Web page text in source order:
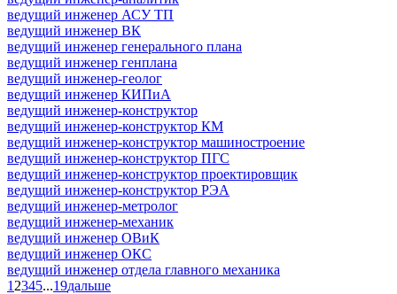
ведущий инженер АСУ ТП
ведущий инженер ВК
ведущий инженер генерального плана
ведущий инженер генплана
ведущий инженер-геолог
ведущий инженер КИПиА
ведущий инженер-конструктор
ведущий инженер-конструктор КМ
ведущий инженер-конструктор машиностроение
ведущий инженер-конструктор ПГС
ведущий инженер-конструктор проектировщик
ведущий инженер-конструктор РЭА
ведущий инженер-метролог
ведущий инженер-механик
ведущий инженер ОВиК
ведущий инженер ОКС
ведущий инженер отдела главного механика
1 2345...19дальше